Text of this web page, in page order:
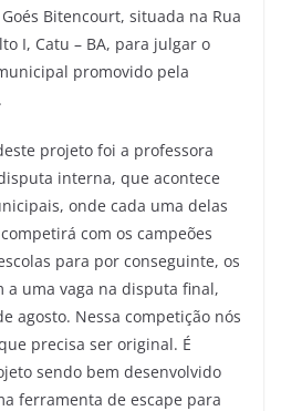
Bitencourt, situada na Rua
I, Catu – BA, para julgar o
promovido pela
projeto foi a professora
interna, que acontece
onde cada uma delas
com os campeões
para por conseguinte, os
a uma vaga na disputa final,
agosto. Nessa competição nós
precisa ser original. É
sendo bem desenvolvido
ferramenta de escape para